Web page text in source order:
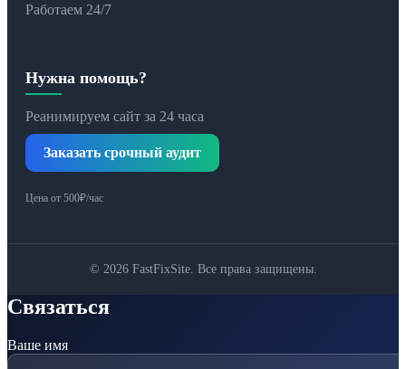
Работаем 24/7
Нужна помощь?
Реанимируем сайт за 24 часа
Заказать срочный аудит
Цена от 500₽/час
© 2026 FastFixSite. Все права защищены.
Связаться
Ваше имя